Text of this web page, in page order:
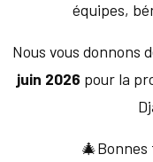
équipes,
Nous vous donnons
juin 2026 pour la